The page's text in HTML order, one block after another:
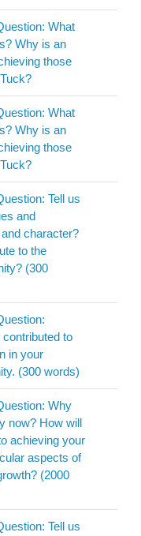
What
Why is an
those
What
Why is an
those
Tell us
and
character?
to the
(300
to
in your
(300 words)
Why
now? How will
achieving your
aspects of
(2000
Tell us